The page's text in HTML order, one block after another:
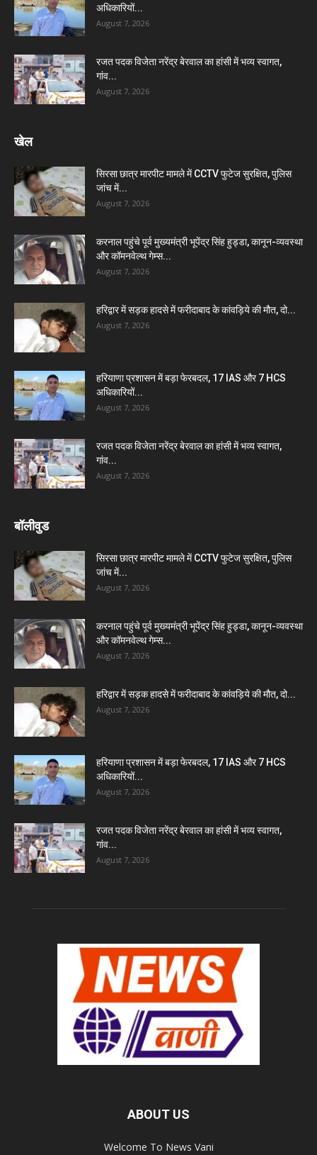
अधिकारियों...
August 7, 2026
रजत पदक विजेता नरेंद्र बेरवाल का हांसी में भव्य स्वागत,
गांव...
August 7, 2026
खेल
सिरसा छात्र मारपीट मामले में CCTV फुटेज सुरक्षित, पुलिस
जांच में...
August 7, 2026
करनाल पहुंचे पूर्व मुख्यमंत्री भूपेंद्र सिंह हुड्डा, कानून-व्यवस्था
और कॉमनवेल्थ गेम्स...
August 7, 2026
हरिद्वार में सड़क हादसे में फरीदाबाद के कांवड़िये की मौत, दो...
August 7, 2026
हरियाणा प्रशासन में बड़ा फेरबदल, 17 IAS और 7 HCS
अधिकारियों...
August 7, 2026
रजत पदक विजेता नरेंद्र बेरवाल का हांसी में भव्य स्वागत,
गांव...
August 7, 2026
बॉलीवुड
सिरसा छात्र मारपीट मामले में CCTV फुटेज सुरक्षित, पुलिस
जांच में...
August 7, 2026
करनाल पहुंचे पूर्व मुख्यमंत्री भूपेंद्र सिंह हुड्डा, कानून-व्यवस्था
और कॉमनवेल्थ गेम्स...
August 7, 2026
हरिद्वार में सड़क हादसे में फरीदाबाद के कांवड़िये की मौत, दो...
August 7, 2026
हरियाणा प्रशासन में बड़ा फेरबदल, 17 IAS और 7 HCS
अधिकारियों...
August 7, 2026
रजत पदक विजेता नरेंद्र बेरवाल का हांसी में भव्य स्वागत,
गांव...
August 7, 2026
ABOUT US
Welcome To News Vani